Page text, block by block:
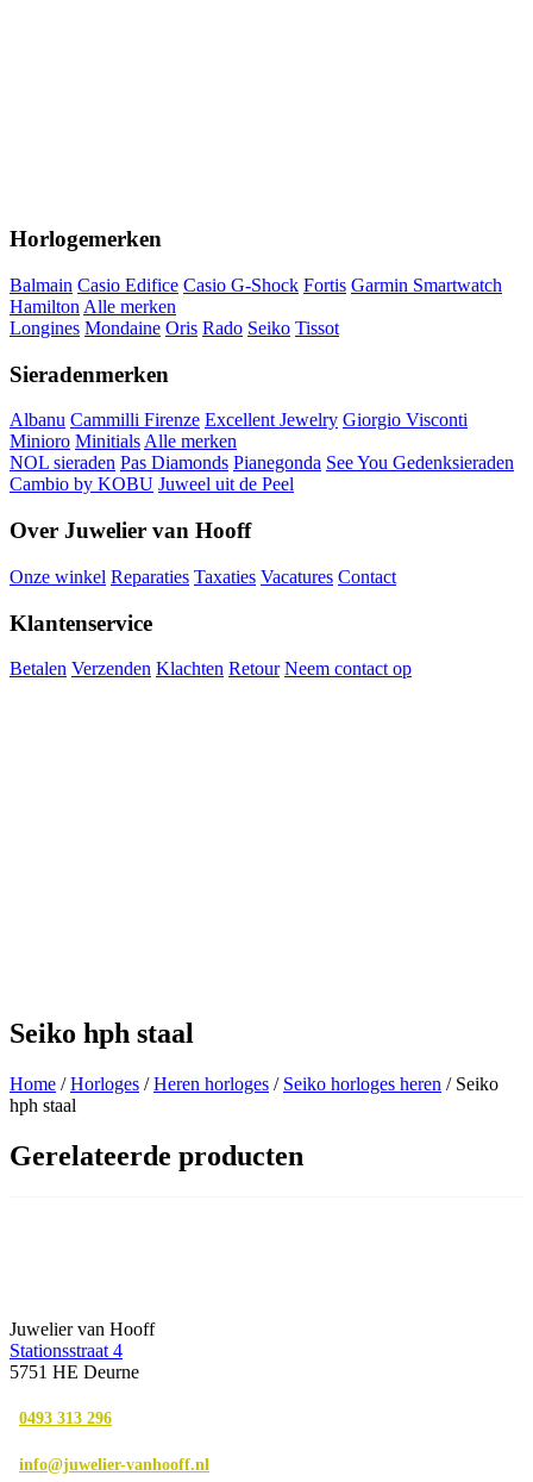
Horlogemerken
Balmain Casio Edifice Casio G-Shock Fortis Garmin Smartwatch
Hamilton Alle merken
Longines Mondaine Oris Rado Seiko Tissot
Sieradenmerken
Albanu Cammilli Firenze Excellent Jewelry Giorgio Visconti
Minioro MinitialsAlle merken
NOL sieraden Pas Diamonds Pianegonda See You Gedenksieraden
Cambio by KOBU Juweel uit de Peel
Over Juwelier van Hooff
Onze winkel Reparaties Taxaties Vacatures Contact
Klantenservice
Betalen Verzenden Klachten Retour Neem contact op
Seiko hph staal
Home /Horloges /Heren horloges / Seiko horloges heren / Seiko
hph staal
Gerelateerde producten
Juwelier van Hooff
Stationsstraat 4
5751 HE Deurne
0493 313 296
info@juwelier-vanhooff.nl